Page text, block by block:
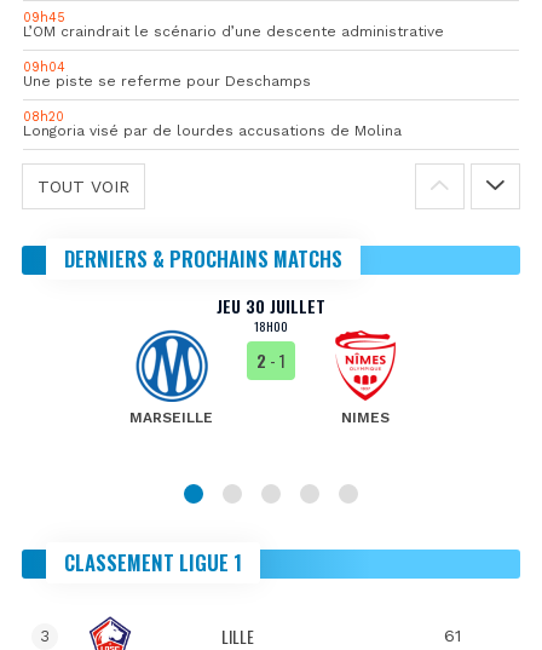
09h45
L’OM craindrait le scénario d’une descente administrative
09h04
Une piste se referme pour Deschamps
08h20
Longoria visé par de lourdes accusations de Molina
TOUT VOIR
DERNIERS & PROCHAINS MATCHS
JEU 30 JUILLET
18H00
MARSEILLE
2 - 1
NIMES
CLASSEMENT LIGUE 1
3 LILLE 61